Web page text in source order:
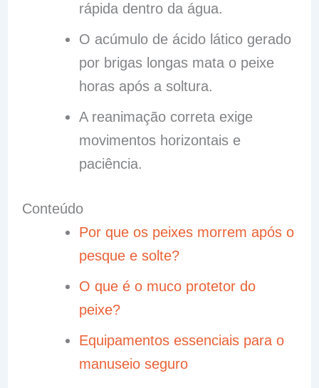
rápida dentro da água.
O acúmulo de ácido lático gerado
por brigas longas mata o peixe
horas após a soltura.
A reanimação correta exige
movimentos horizontais e
paciência.
Conteúdo
Por que os peixes morrem após o
pesque e solte?
O que é o muco protetor do
peixe?
Equipamentos essenciais para o
manuseio seguro